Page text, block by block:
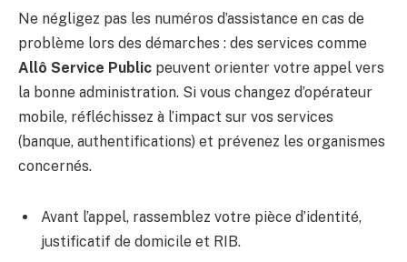
Ne négligez pas les numéros d’assistance en cas de
problème lors des démarches : des services comme
Allô Service Public peuvent orienter votre appel vers
la bonne administration. Si vous changez d’opérateur
mobile, réfléchissez à l’impact sur vos services
(banque, authentifications) et prévenez les organismes
concernés.
Avant l’appel, rassemblez votre pièce d’identité,
justificatif de domicile et RIB.